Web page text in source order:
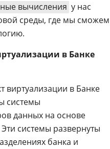
вычисления у нас
среды, где мы сможем
в Банке
виртуализации в Банке
системы
данных на основе
системы развернуты
банка и